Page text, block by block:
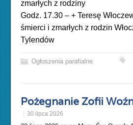
zmarłych z rodziny
Godz. 17.30 – + Teresę
śmierci i zmarłych z rodzin
Tylendów
Ogłoszenia parafialne
Pożegnanie Zofii
30 lipca 2026